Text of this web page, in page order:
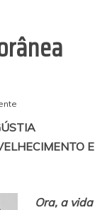
E
Ora, a vida